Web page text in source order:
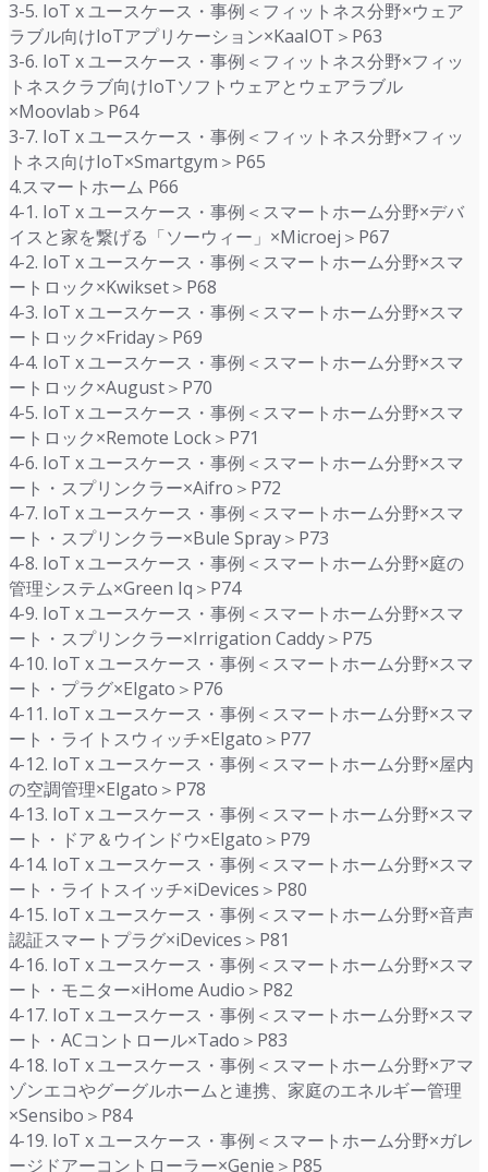
3-5. IoT x ユースケース・事例＜フィットネス分野×ウェア
ラブル向けIoTアプリケーション×KaaIOT＞P63
3-6. IoT x ユースケース・事例＜フィットネス分野×フィッ
トネスクラブ向けIoTソフトウェアとウェアラブル
×Moovlab＞P64
3-7. IoT x ユースケース・事例＜フィットネス分野×フィッ
トネス向けIoT×Smartgym＞P65
4.スマートホーム P66
4-1. IoT x ユースケース・事例＜スマートホーム分野×デバ
イスと家を繋げる「ソーウィー」×Microej＞P67
4-2. IoT x ユースケース・事例＜スマートホーム分野×スマ
ートロック×Kwikset＞P68
4-3. IoT x ユースケース・事例＜スマートホーム分野×スマ
ートロック×Friday＞P69
4-4. IoT x ユースケース・事例＜スマートホーム分野×スマ
ートロック×August＞P70
4-5. IoT x ユースケース・事例＜スマートホーム分野×スマ
ートロック×Remote Lock＞P71
4-6. IoT x ユースケース・事例＜スマートホーム分野×スマ
ート・スプリンクラー×Aifro＞P72
4-7. IoT x ユースケース・事例＜スマートホーム分野×スマ
ート・スプリンクラー×Bule Spray＞P73
4-8. IoT x ユースケース・事例＜スマートホーム分野×庭の
管理システム×Green Iq＞P74
4-9. IoT x ユースケース・事例＜スマートホーム分野×スマ
ート・スプリンクラー×Irrigation Caddy＞P75
4-10. IoT x ユースケース・事例＜スマートホーム分野×スマ
ート・プラグ×Elgato＞P76
4-11. IoT x ユースケース・事例＜スマートホーム分野×スマ
ート・ライトスウィッチ×Elgato＞P77
4-12. IoT x ユースケース・事例＜スマートホーム分野×屋内
の空調管理×Elgato＞P78
4-13. IoT x ユースケース・事例＜スマートホーム分野×スマ
ート・ドア＆ウインドウ×Elgato＞P79
4-14. IoT x ユースケース・事例＜スマートホーム分野×スマ
ート・ライトスイッチ×iDevices＞P80
4-15. IoT x ユースケース・事例＜スマートホーム分野×音声
認証スマートプラグ×iDevices＞P81
4-16. IoT x ユースケース・事例＜スマートホーム分野×スマ
ート・モニター×iHome Audio＞P82
4-17. IoT x ユースケース・事例＜スマートホーム分野×スマ
ート・ACコントロール×Tado＞P83
4-18. IoT x ユースケース・事例＜スマートホーム分野×アマ
ゾンエコやグーグルホームと連携、家庭のエネルギー管理
×Sensibo＞P84
4-19. IoT x ユースケース・事例＜スマートホーム分野×ガレ
ージドアーコントローラー×Genie＞P85